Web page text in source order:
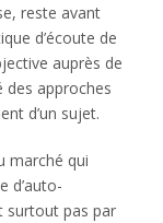
reste avant
d’écoute de
auprès de
des approches
d’un sujet.
marché qui
d’auto-
surtout pas par